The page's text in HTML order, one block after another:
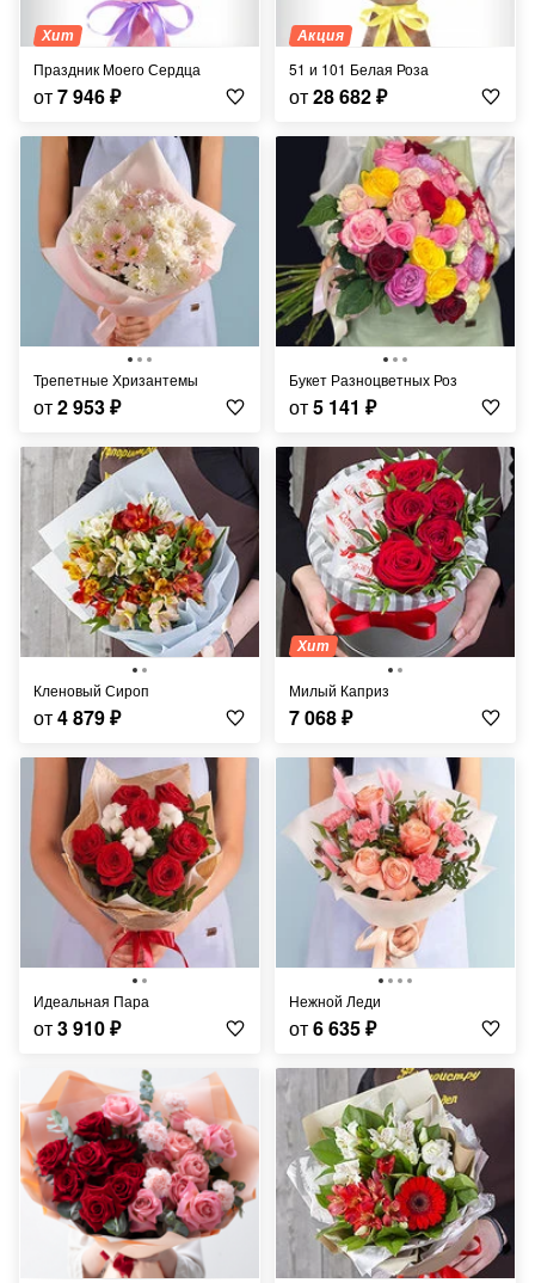
Хит
Праздник Моего Сердца
от7 946₽
Акция
51 и 101 Белая Роза
от28 682₽
Трепетные Хризантемы
от2 953₽
Букет Разноцветных Роз
от5 141 ₽
Кленовый Сироп
от4 879₽
Хит
Милый Каприз
7 068₽
Идеальная Пара
от3 910₽
Нежной Леди
от6 635₽